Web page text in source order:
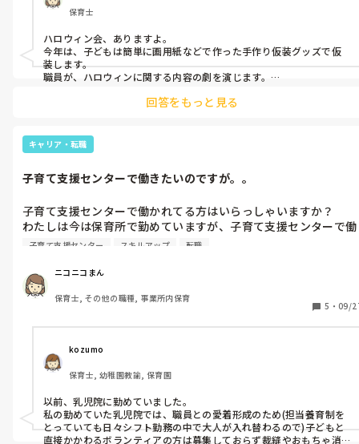
保育士
ハロウィン会、ありますよ。
今年は、子どもは簡単に画用紙などで作った手作り仮装グッズで仮
装します。
職員が、ハロウィンに関する内容の劇を演じます。
素敵なハロウィン会になりますように😌
回答をもっと見る
キャリア・転職
子育て支援センターで働きたいのですが。。
子育て支援センターで働かれてる方はいらっしゃいますか？
わたしは今は保育所で勤めていますが、子育て支援センターで働
きたいとずっと思っているのですが、なかなか求人を見つけられ
くて。
あと、乳児院などでのボランティアも興味があり、そんなことも
されてる方がいらっしゃれば、どんな感じか教えてもらいたいで
子育て支援センター スキルアップ 転職
ニコニコまん
保育士, その他の職種, 事業所内保育
5 ・ 09/
kozumo
保育士, 幼稚園教諭, 保育園
以前、乳児院に勤めていました。
私の勤めていた乳児院では、職員との愛着形成のため(担当養育制を
とっていても日々シフト勤務の中で大人が入れ替わるので)子どもと
直接かかわるボランティアの方は募集しておらず裁縫やおもちゃ消